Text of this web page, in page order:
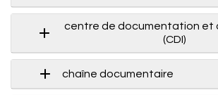
centre de documentation et
(CDI)
chaîne documentaire